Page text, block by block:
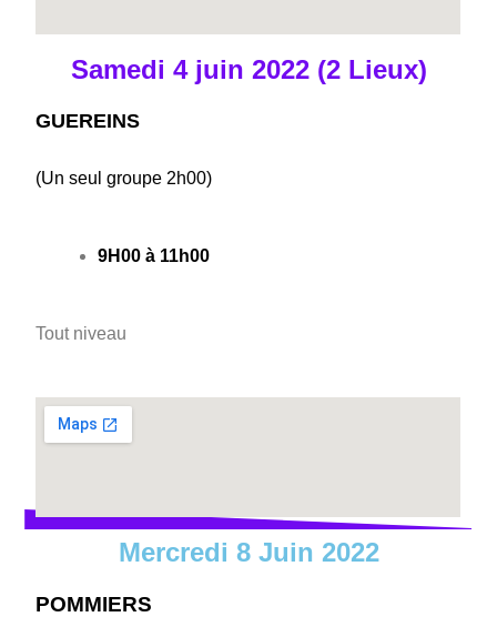
Samedi 4 juin 2022 (2 Lieux)
GUEREINS
(Un seul groupe 2h00)
9H00 à 11h00
Tout niveau
Mercredi 8 Juin 2022
POMMIERS